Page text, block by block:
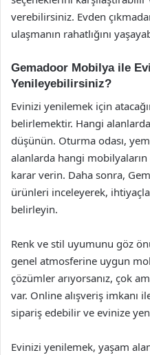
verebilirsiniz. Evden
ulaşmanın rahatlığını
Gemadoor Mobilya ile
Yenileyebilirsiniz?
Evinizi yenilemek için
belirlemektir. Hangi
düşünün. Oturma odası,
alanlarda hangi
karar verin. Daha sonra,
ürünleri inceleyerek,
belirleyin.
Renk ve stil uyumunu göz
genel atmosferine uygun
çözümler arıyorsanız, çok
var. Online alışveriş imkanı
sipariş edebilir ve evinize
Evinizi yenilemek, yaşam